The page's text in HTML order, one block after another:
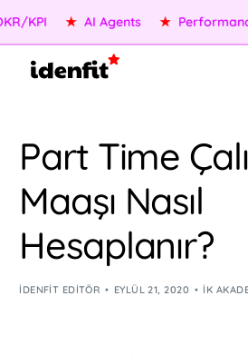
★ AI Agents ★ Performance
Part Time
Maaşı Nasıl
Hesaplanır?
IDENFIT EDITÖR EYLÜL 21, 2020 İK